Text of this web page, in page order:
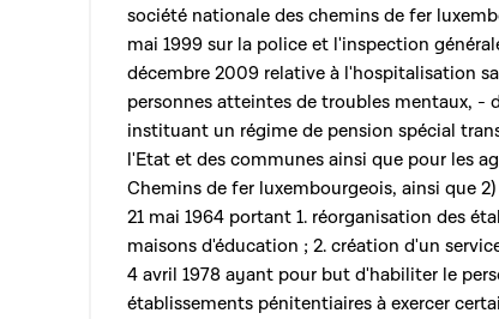
société nationale des chemins de fer
mai 1999 sur la police et l'inspection
décembre 2009 relative à l'hospitalisation
personnes atteintes de troubles mentaux, -
instituant un régime de pension spécial
l'Etat et des communes ainsi que pour les
Chemins de fer luxembourgeois, ainsi que
21 mai 1964 portant 1. réorganisation des
maisons d'éducation ; 2. création d'un
4 avril 1978 ayant pour but d'habiliter le
établissements pénitentiaires à exercer